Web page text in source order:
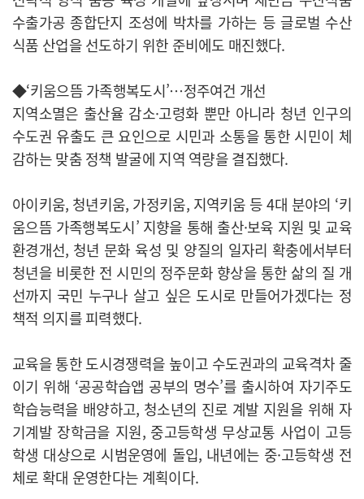
수출가공 종합단지 조성에 박차를 가하는 등 글로벌 수산
식품 산업을 선도하기 위한 준비에도 매진했다.
◆‘키움으뜸 가족행복도시’…정주여건 개선
지역소멸은 출산율 감소·고령화 뿐만 아니라 청년 인구의
수도권 유출도 큰 요인으로 시민과 소통을 통한 시민이 체
감하는 맞춤 정책 발굴에 지역 역량을 결집했다.
아이키움, 청년키움, 가정키움, 지역키움 등 4대 분야의 ‘키
움으뜸 가족행복도시’ 지향을 통해 출산·보육 지원 및 교육
환경개선, 청년 문화 육성 및 양질의 일자리 확충에서부터
청년을 비롯한 전 시민의 정주문화 향상을 통한 삶의 질 개
선까지 국민 누구나 살고 싶은 도시로 만들어가겠다는 정
책적 의지를 피력했다.
교육을 통한 도시경쟁력을 높이고 수도권과의 교육격차 줄
이기 위해 ‘공공학습앱 공부의 명수’를 출시하여 자기주도
학습능력을 배양하고, 청소년의 진로 계발 지원을 위해 자
기계발 장학금을 지원, 중고등학생 무상교통 사업이 고등
학생 대상으로 시범운영에 돌입, 내년에는 중·고등학생 전
체로 확대 운영한다는 계획이다.